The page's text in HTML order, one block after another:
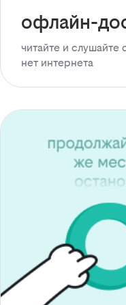
офлайн-
читайте и слушайте
нет интернета